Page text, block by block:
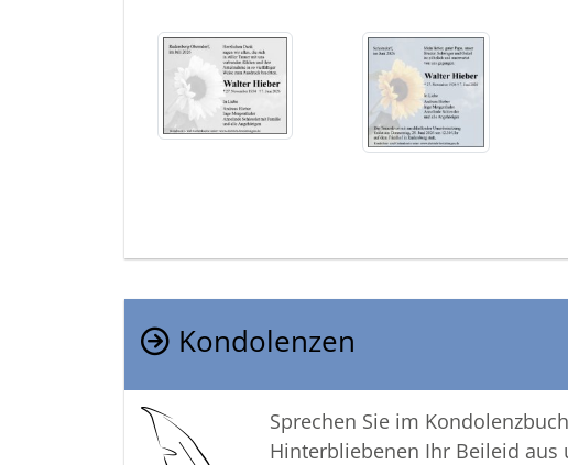
Kondolenzen
Sprechen Sie im
Hinterbliebenen Ihr Beileid aus